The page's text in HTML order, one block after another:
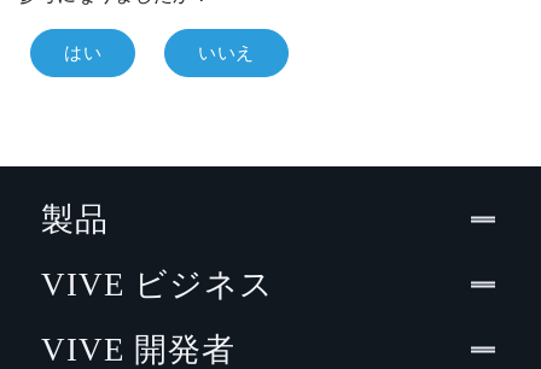
はい いいえ
製品
VIVE ビジネス
VIVE 開発者